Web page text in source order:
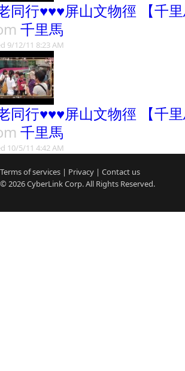
同行♥♥♥屏山文物徑 【千里
千里馬
9/12/11 8:23 AM
同行♥♥♥屏山文物徑 【千里
千里馬
10/5/11 4:42 AM
Terms of services | Privacy | Contact us
© 2026CyberLinkCorp. All Rights Reserved.